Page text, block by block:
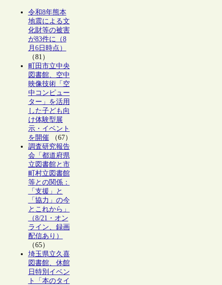
令和8年熊本
地震による文
化財等の被害
が83件に（8
月6日時点）
（81）
町田市立中央
図書館、空中
映像技術「空
中コンピュー
ター」を活用
した子ども向
け体験型展
示・イベント
を開催（67）
調査研究報告
会「都道府県
立図書館と市
町村立図書館
等との関係：
「支援」と
「協力」の今
とこれから」
（8/21・オン
ライン、録画
配信あり）
（65）
埼玉県立久喜
図書館、休館
日特別イベン
ト「本のタイ